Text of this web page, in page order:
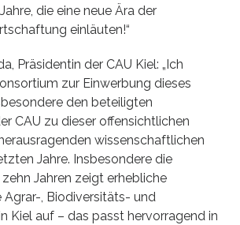
die eine neue Ära der
einläuten!“
Präsidentin der CAU Kiel: „Ich
zur Einwerbung dieses
den beteiligten
CAU zu dieser offensichtlichen
wissenschaftlichen
Jahre. Insbesondere die
Jahren zeigt erhebliche
Agrar-, Biodiversitäts- und
Kiel auf – das passt hervorragend in